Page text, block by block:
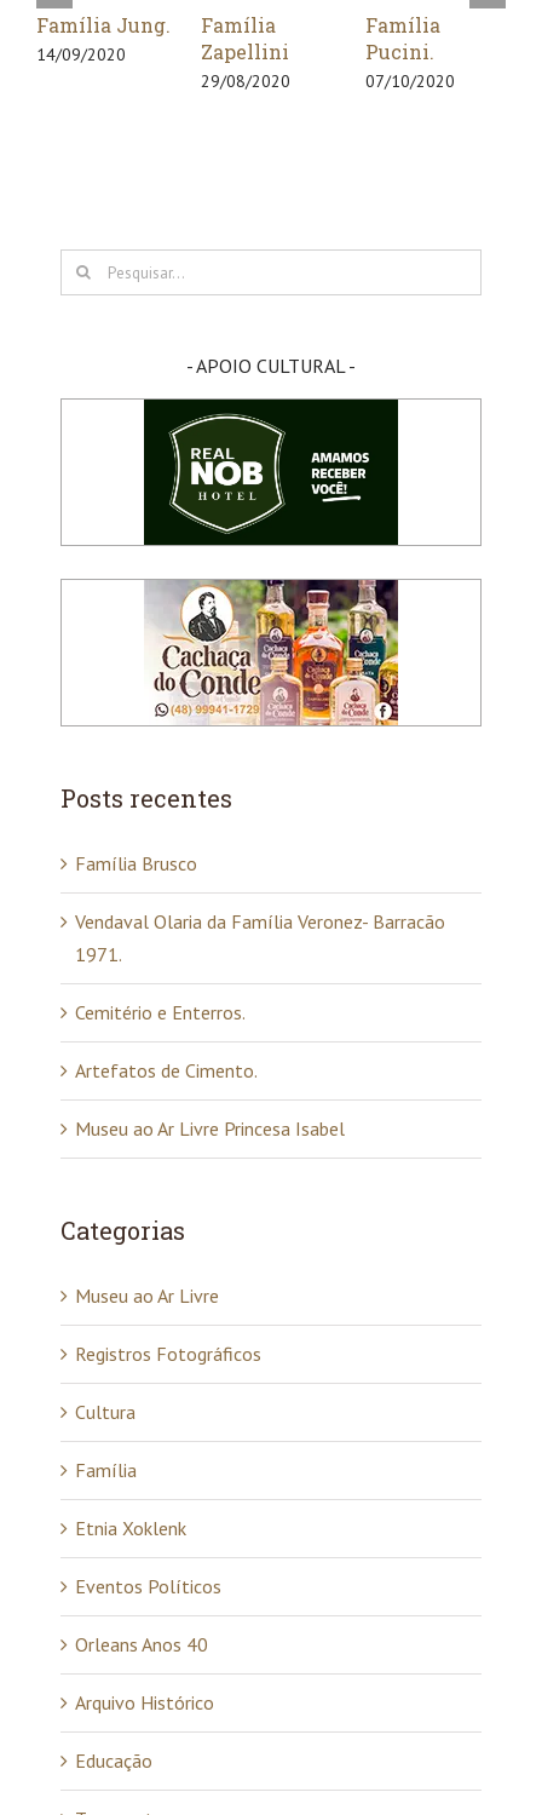
Família Jung.
14/09/2020
Família
Zapellini
29/08/2020
Família
Pucini.
07/10/2020
Buscar
resultados
- APOIO CULTURAL -
Posts recentes
Família Brusco
Vendaval Olaria da Família Veronez- Barracão
1971.
Cemitério e Enterros.
Artefatos de Cimento.
Museu ao Ar Livre Princesa Isabel
Categorias
Museu ao Ar Livre
Registros Fotográficos
Cultura
Família
Etnia Xoklenk
Eventos Políticos
Orleans Anos 40
Arquivo Histórico
Educação